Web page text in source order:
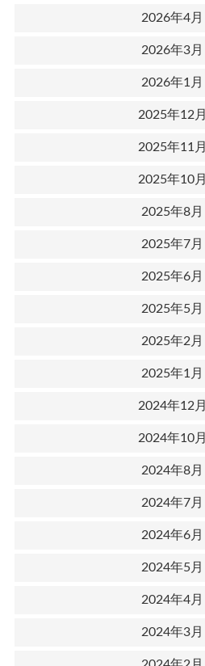
2026年4月
2026年3月
2026年1月
2025年12月
2025年11月
2025年10月
2025年8月
2025年7月
2025年6月
2025年5月
2025年2月
2025年1月
2024年12月
2024年10月
2024年8月
2024年7月
2024年6月
2024年5月
2024年4月
2024年3月